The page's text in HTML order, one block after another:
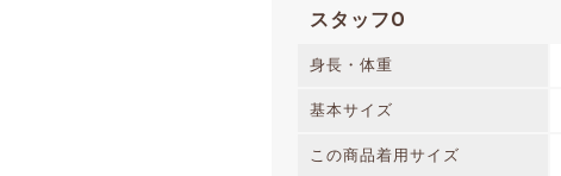
スタッフO
身長・体重
基本サイズ
この商品着用サイズ